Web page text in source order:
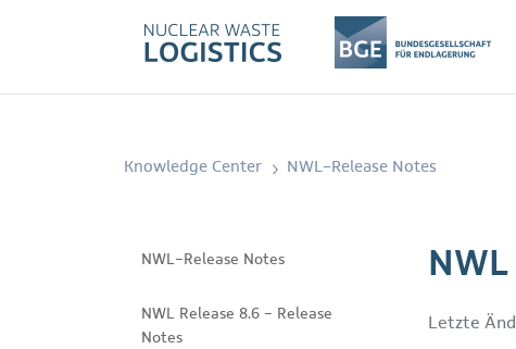
Knowledge Center NWL-Release Notes
NWL-Release Notes
NWL Release 8.6 - Release
Notes
Letzte